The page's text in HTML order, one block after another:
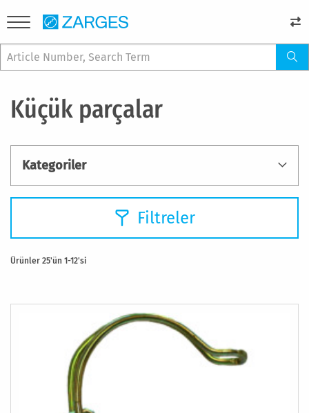
Küçük parçalar
Filtreler
Ürünler 25'ün 1-12'si
Kategoriler